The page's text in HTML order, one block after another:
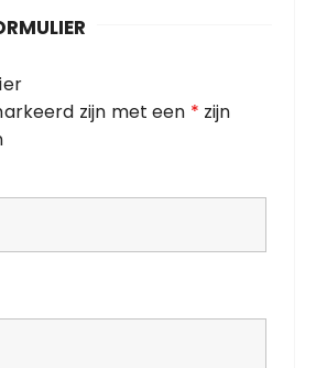
zijn met een * zijn